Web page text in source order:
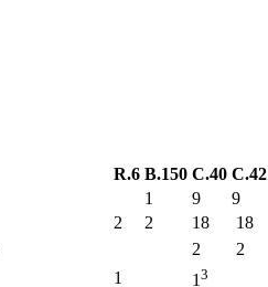
R.6 B.150 C.40 C.42
1 9 9
2 2 18 18
2 2
1 1 3